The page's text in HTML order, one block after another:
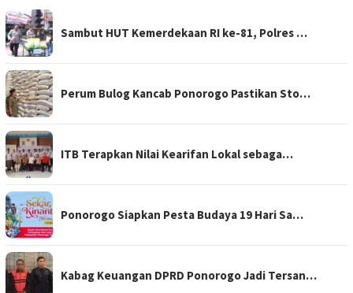
Sambut HUT Kemerdekaan RI ke-81, Polres …
Perum Bulog Kancab Ponorogo Pastikan Sto…
ITB Terapkan Nilai Kearifan Lokal sebaga…
Ponorogo Siapkan Pesta Budaya 19 Hari Sa…
Kabag Keuangan DPRD Ponorogo Jadi Tersan…